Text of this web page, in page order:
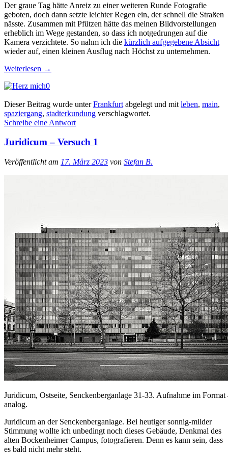
Der graue Tag hätte Anreiz zu einer weiteren Runde Fotografie
geboten, doch dann setzte leichter Regen ein, der schnell die Straßen
nässte. Zusammen mit Pfützen hätte das meinen Bildvorstellungen
erheblich im Wege gestanden, so dass ich notgedrungen auf die
Kamera verzichtete. So nahm ich die kürzlich aufgegebene Absicht
wieder auf, einen kleinen Ausflug nach Höchst zu unternehmen.
Weiterlesen →
0
Dieser Beitrag wurde unterFrankfurt abgelegt und mit leben, main,
spaziergang, stadterkundung verschlagwortet.
Schreibe eine Antwort
Juridicum – Versuch 1
Veröffentlicht am 17. März 2023 von Stefan B.
Juridicum, Ostseite, Senckenberganlage 31-33. Aufnahme im Format
analog.
Juridicum an der Senckenberganlage. Bei heutiger sonnig-milder
Stimmung wollte ich unbedingt noch dieses Gebäude, Denkmal des
alten Bockenheimer Campus, fotografieren. Denn es kann sein, dass
es bald nicht mehr steht.